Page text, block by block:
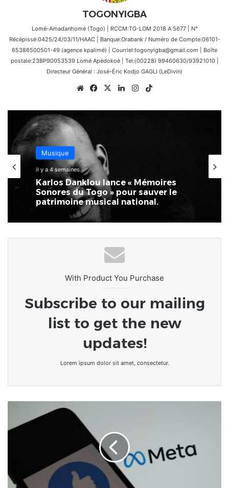
TOGONYIGBA
Lomé-Amadanhomé (Togo) | RCCM:TG-LOM 2018 A 5677 | N°
Récépissé:0425/24/03/11/HAAC | Banque:Orabank / Numéro de Compte:06101-
65386500501-49 (agence kpalimé) | Courriel:togonyigba@gmail.com | Boîte
postale:23BP90053539 Lomé Apédokoè | Tel:(00228) 99460630/93921010 |
Directeur Général : José-Éric Kodjo GAGLI (LeDivin)
WebsiteFacebook
X LinkedinInstagram
Santé
24 juin 2026
Lomé accueille la 2ème édition
d’HUMANIS : la santé pour tous au
cœur du CETEF
With Product You Purchase
Subscribe to our mailing
list to get the new
updates!
Lorem ipsum dolor sit amet, consectetur.
Meta.
»,
un